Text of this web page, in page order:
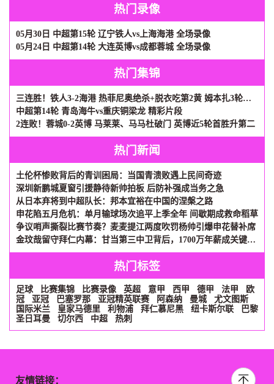
热门录像
05月30日 中超第15轮 辽宁铁人vs上海海港 全场录像
05月24日 中超第14轮 大连英博vs成都蓉城 全场录像
热门集锦
三连胜！铁人3-2海港 热菲尼奥绝杀+脱衣吃第2黄 姆本扎3轮轰6球
中超第14轮 青岛海牛vs重庆铜梁龙 精彩片段
2连败！蓉城0-2英博 马莱莱、马马杜破门 英博近5轮首胜升第二
热门新闻
土伦杯惨败背后的青训困局：当国青溃败遇上民间奇迹
深圳新鹏城夏窗引援静待新帅拍板 后防补强成当务之急
从日本弃将到中超队长：邦本宜裕在中国的涅槃之路
申花陷五月危机：单月输球场次追平上季全年 间歇期成救命稻草
争议哨声撕裂比赛节奏？麦麦提江两度吹罚杨帅引爆申花替补席
金玟哉留守拜仁内幕：甘当第三中卫背后，1700万年薪成关键砝码
热门标签
足球 比赛集锦 比赛录像 英超 意甲 西甲 德甲 法甲
欧
冠
亚冠 巴塞罗那 亚冠精英联赛 阿森纳 曼城
尤文图斯
国际米兰
皇家马德里 利物浦 拜仁慕尼黑 纽卡斯尔联
巴黎
圣日耳曼
切尔西 中超 热刺
友情链接：